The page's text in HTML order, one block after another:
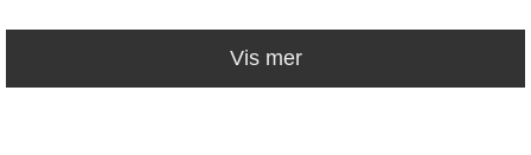
Vis mer